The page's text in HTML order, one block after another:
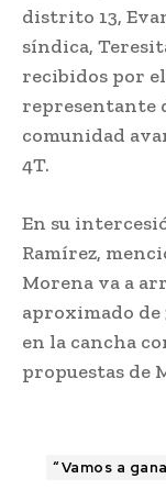
distrito 13,
síndica,
recibidos por
representante
comunidad
4T.
En su
Ramírez,
Morena va a
aproximado de
en la cancha
propuestas de
“Vamos a